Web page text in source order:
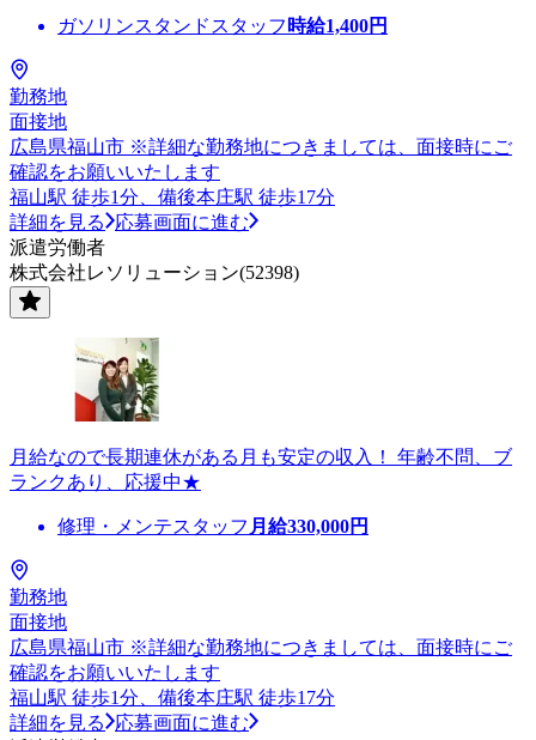
ガソリンスタンドスタッフ 時給1,400円
勤務地
面接地
広島県福山市 ※詳細な勤務地につきましては、面接時にご
確認をお願いいたします
福山駅 徒歩1分、備後本庄駅 徒歩17分
詳細を見る
応募画面に進む
派遣労働者
株式会社レソリューション(52398)
月給なので長期連休がある月も安定の収入！ 年齢不問、ブ
ランクあり、応援中★
修理・メンテスタッフ 月給330,000円
勤務地
面接地
広島県福山市 ※詳細な勤務地につきましては、面接時にご
確認をお願いいたします
福山駅 徒歩1分、備後本庄駅 徒歩17分
詳細を見る
応募画面に進む